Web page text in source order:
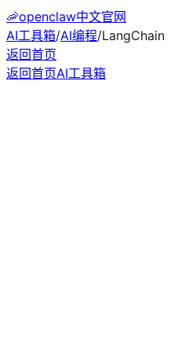
🦐openclaw中文官网
AI工具箱/AI编程/LangChain
返回首页
返回首页AI工具箱